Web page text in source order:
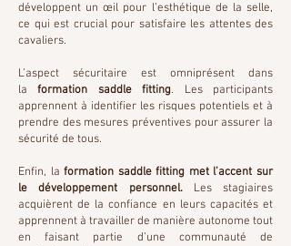
développent un œil pour l’esthétique de la selle,
ce qui est crucial pour satisfaire les attentes des
cavaliers.
L’aspect sécuritaire est omniprésent dans
laformation saddle fitting. Les participants
apprennent à identifier les risques potentiels et à
prendre des mesures préventives pour assurer la
sécurité de tous.
Enfin, laformation saddle fitting met l’accent sur
le développement personnel.Les stagiaires
acquièrent de la confiance en leurs capacités et
apprennent à travailler de manière autonome tout
en faisant partie d’une communauté de